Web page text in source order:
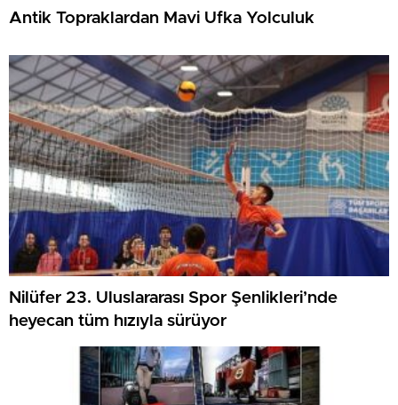
Antik Topraklardan Mavi Ufka Yolculuk
Nilüfer 23. Uluslararası Spor Şenlikleri’nde
heyecan tüm hızıyla sürüyor